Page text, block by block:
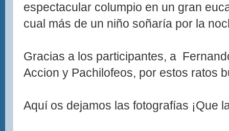
espectacular columpio en un gran
cual más de un niño soñaría por la
Gracias a los participantes, a
Accion y Pachilofeos, por estos ratos
Aquí os dejamos las fotografías ¡Que